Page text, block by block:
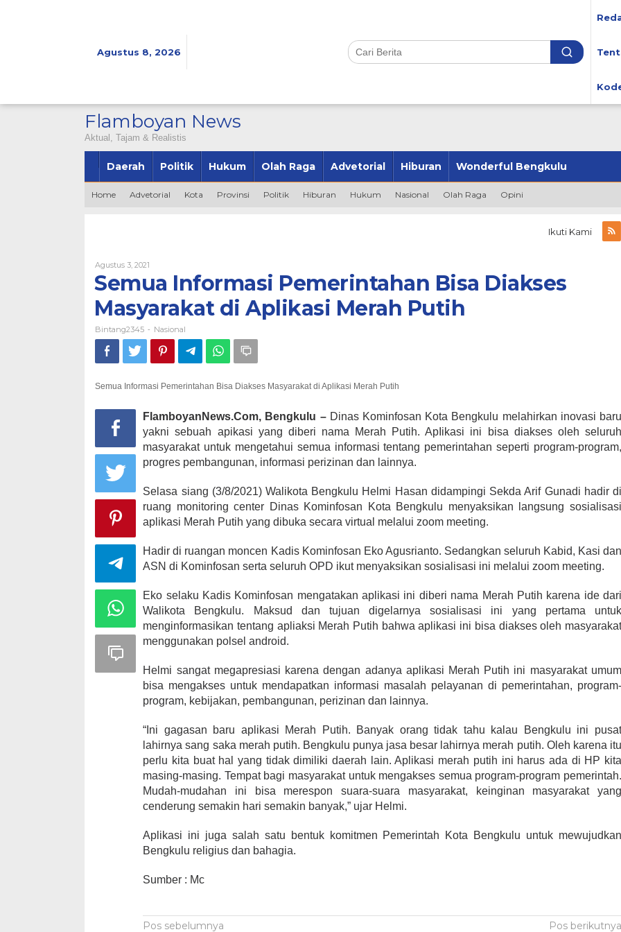
Agustus 8, 2026
Flamboyan News
Aktual, Tajam & Realistis
Daerah Politik Hukum Olah Raga Advetorial Hiburan Wonderful Bengkulu
Home Advetorial Kota Provinsi Politik Hiburan Hukum Nasional Olah Raga Opini
Ikuti Kami
Agustus 3, 2021
Bintang2345
Semua Informasi Pemerintahan Bisa Diakses
Masyarakat di Aplikasi Merah Putih
Bintang2345 - Nasional
Semua Informasi Pemerintahan Bisa Diakses Masyarakat di Aplikasi Merah Putih
FlamboyanNews.Com, Bengkulu –Dinas Kominfosan Kota Bengkulu melahirkan inovasi baru
yakni sebuah apikasi yang diberi nama Merah Putih. ApIikasi ini bisa diakses oleh seluruh
masyarakat untuk mengetahui semua informasi tentang pemerintahan seperti program-program,
progres pembangunan, informasi perizinan dan lainnya.
Selasa siang (3/8/2021) Walikota Bengkulu Helmi Hasan didampingi Sekda Arif Gunadi hadir di
ruang monitoring center Dinas Kominfosan Kota Bengkulu menyaksikan langsung sosialisasi
aplikasi Merah Putih yang dibuka secara virtual melalui zoom meeting.
Hadir di ruangan moncen Kadis Kominfosan Eko Agusrianto. Sedangkan seluruh Kabid, Kasi dan
ASN di Kominfosan serta seluruh OPD ikut menyaksikan sosialisasi ini melalui zoom meeting.
Eko selaku Kadis Kominfosan mengatakan aplikasi ini diberi nama Merah Putih karena ide dari
Walikota Bengkulu. Maksud dan tujuan digelarnya sosialisasi ini yang pertama untuk
menginformasikan tentang apliaksi Merah Putih bahwa aplikasi ini bisa diakses oleh masyarakat
menggunakan polsel android.
Helmi sangat megapresiasi karena dengan adanya aplikasi Merah Putih ini masyarakat umum
bisa mengakses untuk mendapatkan informasi masalah pelayanan di pemerintahan, program-
program, kebijakan, pembangunan, perizinan dan lainnya.
“Ini gagasan baru aplikasi Merah Putih. Banyak orang tidak tahu kalau Bengkulu ini pusat
lahirnya sang saka merah putih. Bengkulu punya jasa besar lahirnya merah putih. Oleh karena itu
perlu kita buat hal yang tidak dimiliki daerah lain. Aplikasi merah putih ini harus ada di HP kita
masing-masing. Tempat bagi masyarakat untuk mengakses semua program-program pemerintah.
Mudah-mudahan ini bisa merespon suara-suara masyarakat, keinginan masyarakat yang
cenderung semakin hari semakin banyak,” ujar Helmi.
Aplikasi ini juga salah satu bentuk komitmen Pemerintah Kota Bengkulu untuk mewujudkan
Bengkulu religius dan bahagia.
Sumber : Mc
Pos sebelumnya Pos berikutnya